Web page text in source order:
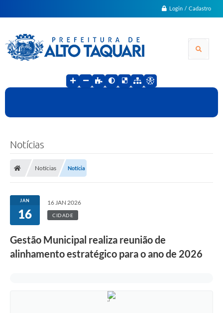
Login / Cadastro
Notícias
Notícias Notícia
JAN
16
16 JAN 2026
CIDADE
Gestão Municipal realiza reunião de
alinhamento estratégico para o ano de 2026